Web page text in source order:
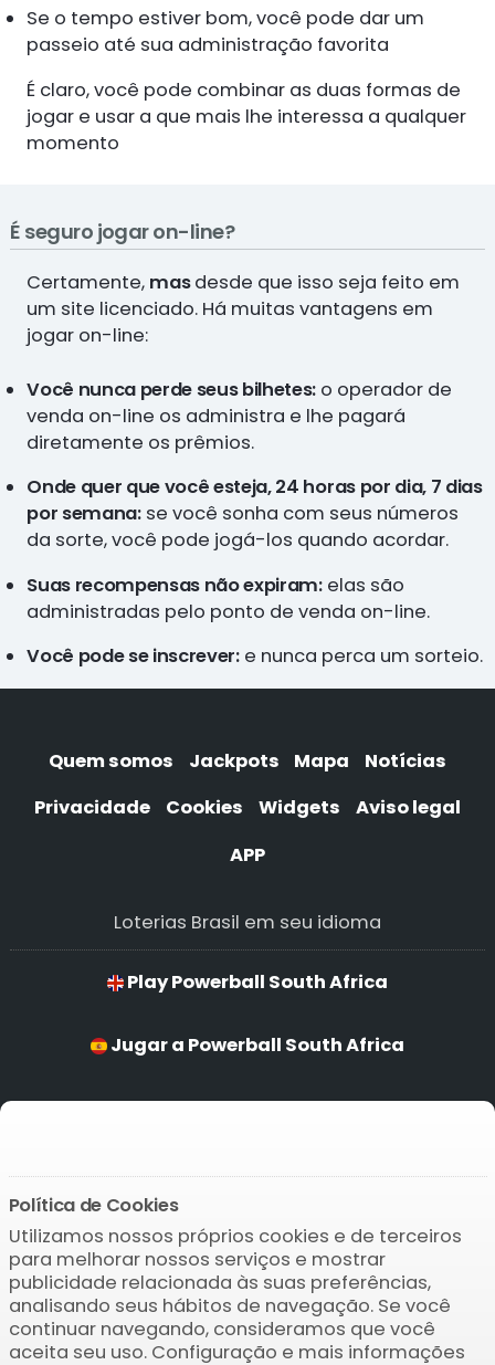
Se o tempo estiver bom, você pode dar um
passeio até sua administração favorita
É claro, você pode combinar as duas formas de
jogar e usar a que mais lhe interessa a qualquer
momento
É seguro jogar on-line?
Certamente, masdesde que isso seja feito em
um site licenciado. Há muitas vantagens em
jogar on-line:
Você nunca perde seus bilhetes: o operador de
venda on-line os administra e lhe pagará
diretamente os prêmios.
Onde quer que você esteja, 24 horas por dia, 7 dias
por semana:se você sonha com seus números
da sorte, você pode jogá-los quando acordar.
Suas recompensas não expiram:elas são
administradas pelo ponto de venda on-line.
Você pode se inscrever:e nunca perca um sorteio.
Quem somos Jackpots Mapa
Notícias
Privacidade
Cookies Widgets
Aviso legal
APP
Loterias Brasil em seu idioma
Play Powerball South Africa
Jugar a Powerball South Africa
Jogar Powerball South Africa
Powerball South Africa Spilen
Baixar o APP
Política de Cookies
Utilizamos nossos próprios cookies e de terceiros
para melhorar nossos serviços e mostrar
publicidade relacionada às suas preferências,
analisando seus hábitos de navegação. Se você
continuar navegando, consideramos que você
aceita seu uso. Configuração e mais informações